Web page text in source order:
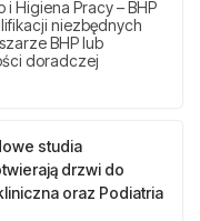
Higiena Pracy – BHP
niezbędnych
BHP lub
doradczej
studia
drzwi do
oraz Podiatria